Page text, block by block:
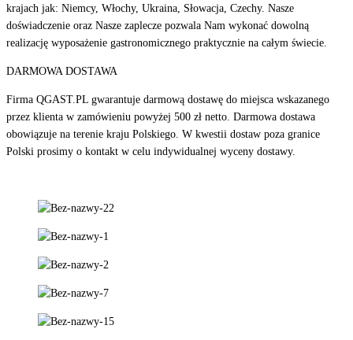
krajach jak: Niemcy, Włochy, Ukraina, Słowacja, Czechy. Nasze
doświadczenie oraz Nasze zaplecze pozwala Nam wykonać dowolną
realizację wyposażenie gastronomicznego praktycznie na całym świecie.
DARMOWA DOSTAWA
Firma QGAST.PL gwarantuje darmową dostawę do miejsca wskazanego
przez klienta w zamówieniu powyżej 500 zł netto. Darmowa dostawa
obowiązuje na terenie kraju Polskiego. W kwestii dostaw poza granice
Polski prosimy o kontakt w celu indywidualnej wyceny dostawy.